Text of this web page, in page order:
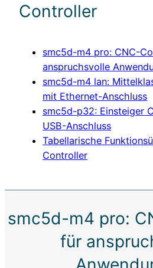
Controller
smc5d-m4 pro: CNC-
anspruchsvolle
smc5d-m4 lan:
mit Ethernet-Anschluss
smc5d-p32: Einsteiger
USB-Anschluss
Tabellarische
Controller
smc5d-m4 pro:
für